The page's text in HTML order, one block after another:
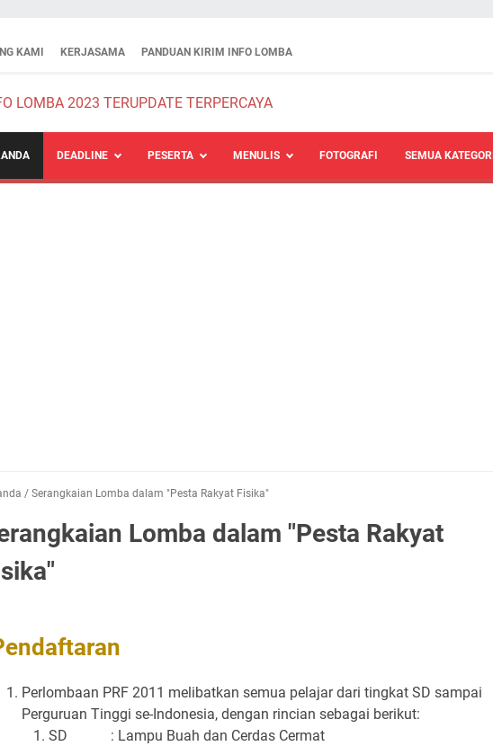
KAMI KERJASAMA PANDUAN KIRIM INFO LOMBA
DEADLINE PESERTA MENULIS FOTOGRAFI SEMUA KATEGORI
/ Serangkaian Lomba dalam "Pesta Rakyat Fisika"
Lomba dalam "Pesta Rakyat
Perlombaan PRF 2011 melibatkan semua pelajar dari tingkat SD sampai
Perguruan Tinggi se-Indonesia, dengan rincian sebagai berikut:
SD : Lampu Buah dan Cerdas Cermat